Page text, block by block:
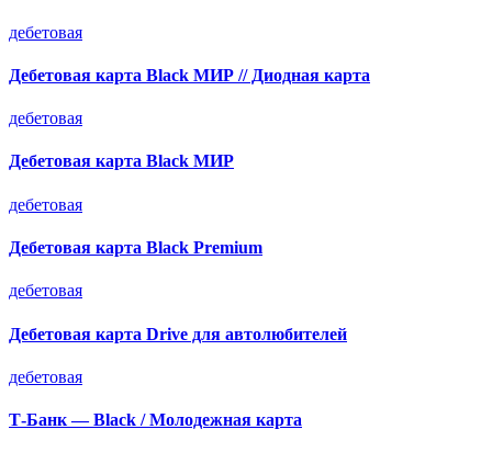
дебетовая
Дебетовая карта Black МИР // Диодная карта
дебетовая
Дебетовая карта Black МИР
дебетовая
Дебетовая карта Black Premium
дебетовая
Дебетовая карта Drive для автолюбителей
дебетовая
Т-Банк — Black / Молодежная карта